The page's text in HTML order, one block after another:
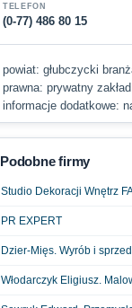
TELEFON
(0-77) 486 80 15
powiat: głubczycki
prawna: prywatny
informacje dodatkowe:
Podobne firmy
Studio Dekoracji Wnętrz
PR EXPERT
Dzier-Mięs. Wyrób i
Włodarczyk Eligiusz.